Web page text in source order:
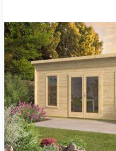
momenten onder het afdak,
de zon of regen. De
rechterkant zorgen voor een
uitstraling en bieden de
omgeving aan te passen naar jouw
Creëer een ideale plek voor een
een drankje, waar comfort en
samenkomen. Investeer in jouw
geniet van deze oase van rust!
Ook verkrijgbaar in andere
ramen en tal van opties.